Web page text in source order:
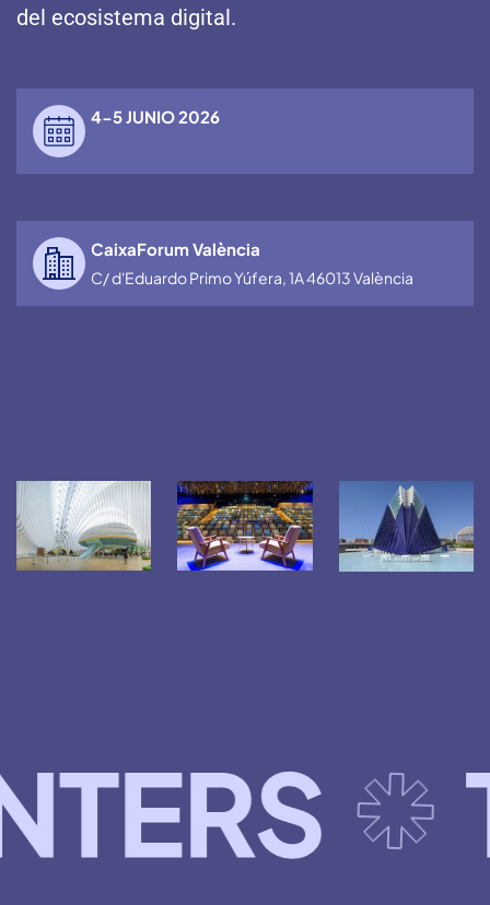
del ecosistema digital.
4-5 JUNIO 2026
CaixaForum València
C/ d'Eduardo Primo Yúfera, 1A 46013 València